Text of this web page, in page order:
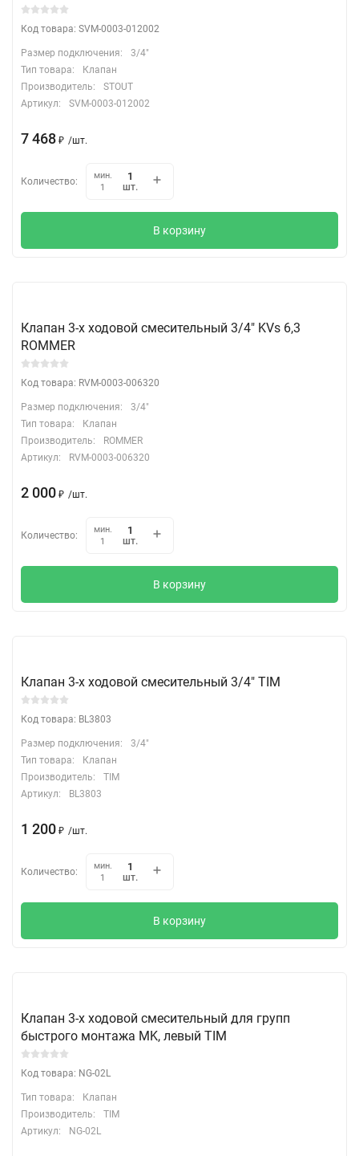
Код товара: SVM-0003-012002
Размер подключения:
3/4"
Тип товара:
Клапан
Производитель:
STOUT
Артикул:
SVM-0003-012002
7 468 ₽ /шт.
Количество:
мин.
1
шт.
В корзину
Клапан 3-х ходовой смесительный 3/4" KVs 6,3
ROMMER
Код товара: RVM-0003-006320
Размер подключения:
3/4"
Тип товара:
Клапан
Производитель:
ROMMER
Артикул:
RVM-0003-006320
2 000 ₽ /шт.
Количество:
мин.
1
шт.
В корзину
Клапан 3-х ходовой смесительный 3/4" TIM
Код товара: BL3803
Размер подключения:
3/4"
Тип товара:
Клапан
Производитель:
TIM
Артикул:
BL3803
1 200 ₽ /шт.
Количество:
мин.
1
шт.
В корзину
Клапан 3-х ходовой смесительный для групп
быстрого монтажа MK, левый TIM
Код товара: NG-02L
Тип товара:
Клапан
Производитель:
TIM
Артикул:
NG-02L